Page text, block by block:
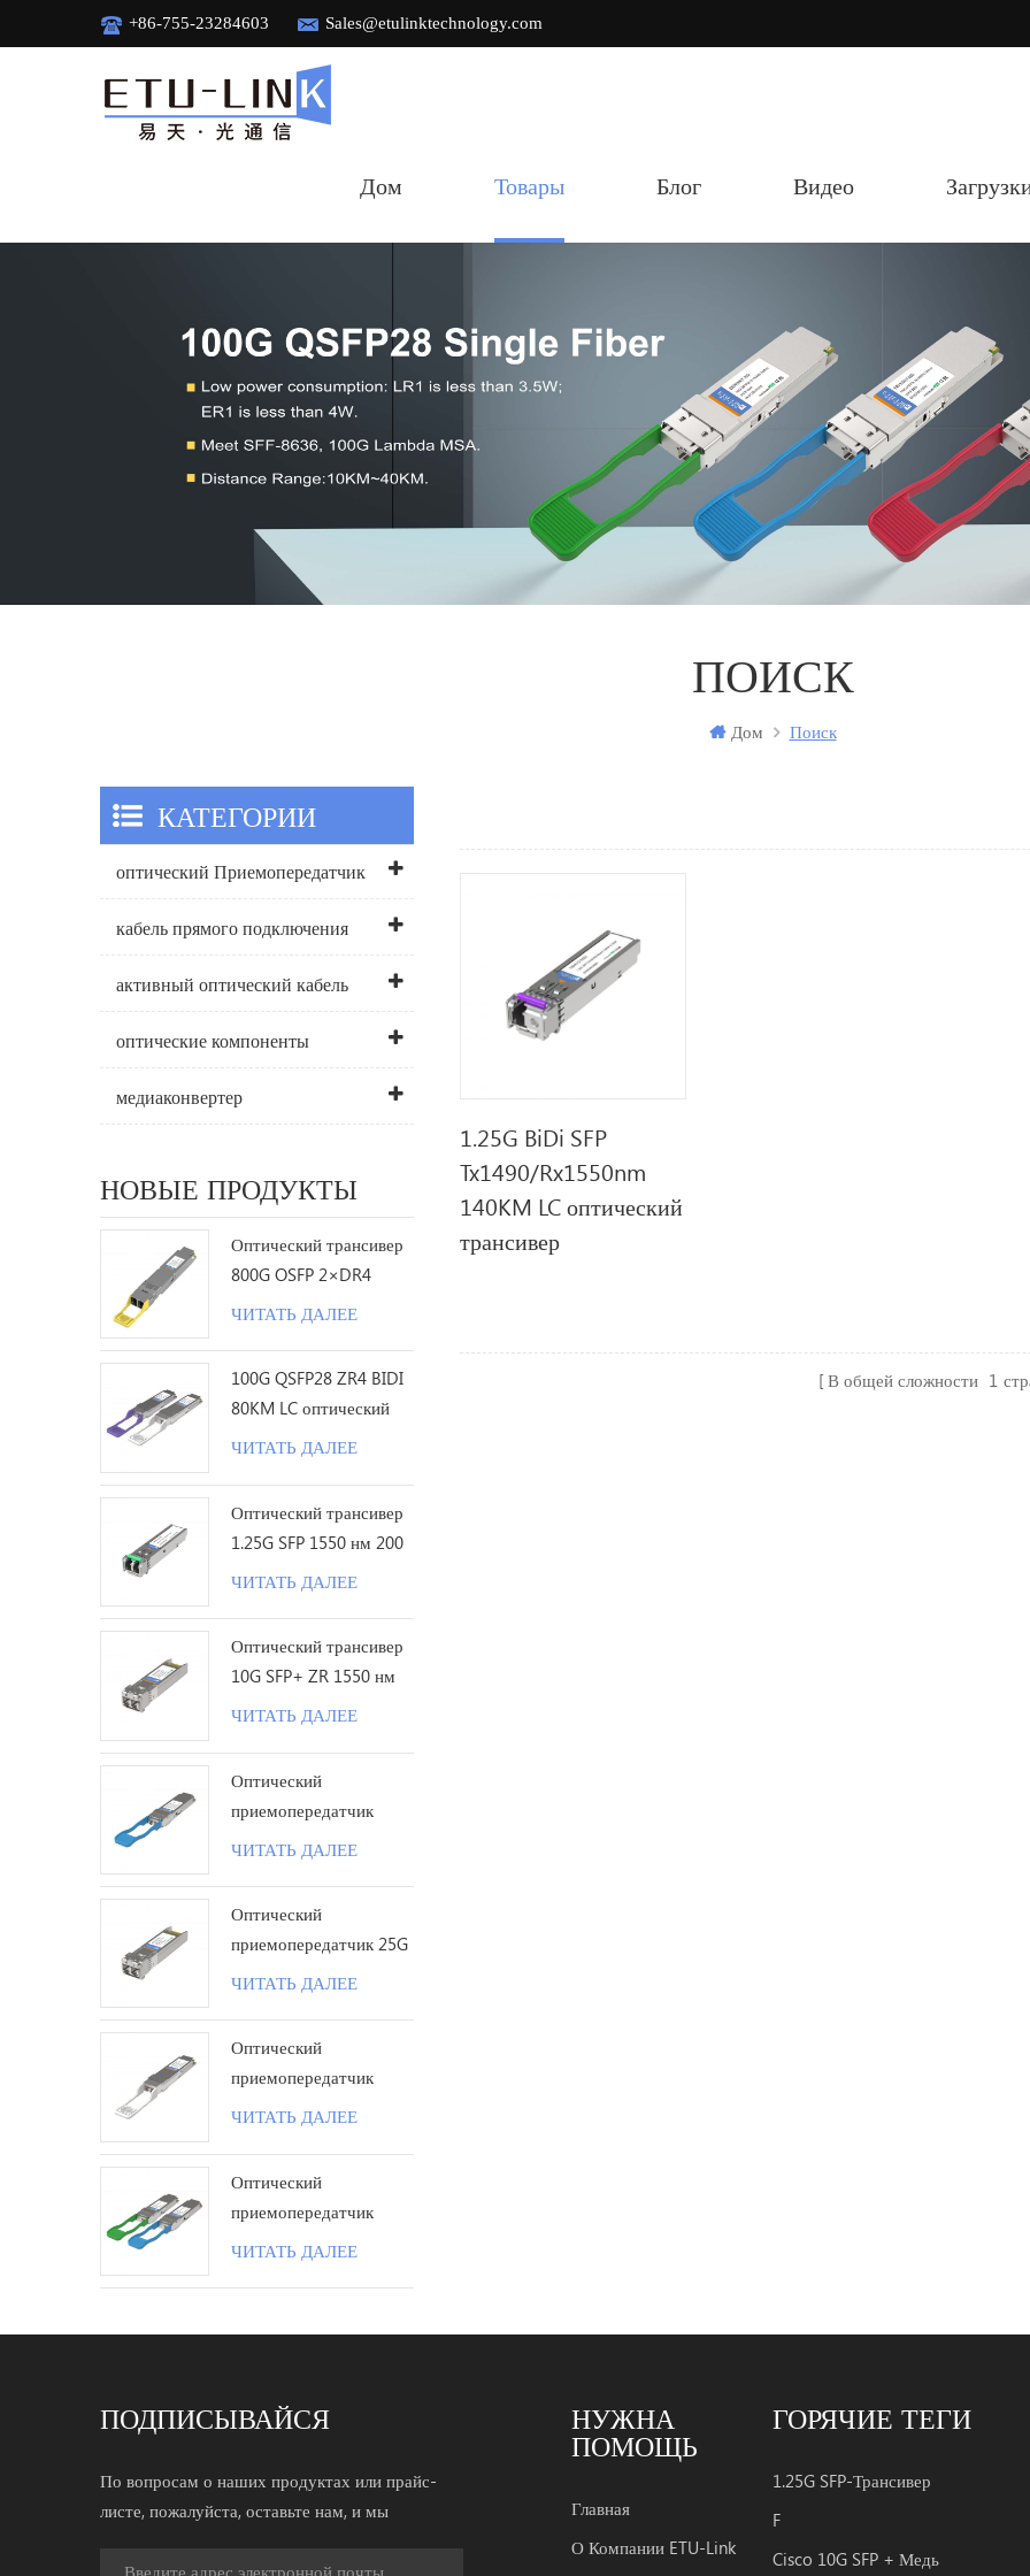
+86-755-23284603 Sales@etulinktechnology.com
Дом Товары Блог Видео
ПОИСК
Дом Поиск
1.25G BiDi SFP
Tx1490/Rx1550nm
140KM LC оптический
трансивер
В общей сложности 1
КАТЕГОРИИ
оптический Приемопередатчик
кабель прямого подключения
активный оптический кабель
оптические компоненты
медиаконвертер
НОВЫЕ ПРОДУКТЫ
Оптический трансивер
800G OSFP 2×DR4
1310nm 500M MPO12 с
ЧИТАТЬ ДАЛЕЕ
100G QSFP28 ZR4 BIDI
80KM LC оптический
трансивер
ЧИТАТЬ ДАЛЕЕ
Оптический трансивер
1.25G SFP 1550 нм 200
км LC
ЧИТАТЬ ДАЛЕЕ
Оптический трансивер
10G SFP+ ZR 1550 нм
120 км LC
ЧИТАТЬ ДАЛЕЕ
Оптический
приемопередатчик
100G QSFP28 LR с
ЧИТАТЬ ДАЛЕЕ
Оптический
приемопередатчик 25G
SFP28 ZR 1310 нм 80
ЧИТАТЬ ДАЛЕЕ
Оптический
приемопередатчик
100G QSFP28 ZR4
ЧИТАТЬ ДАЛЕЕ
Оптический
приемопередатчик
100G QSFP28 BIDI 40
ЧИТАТЬ ДАЛЕЕ
ПОДПИСЫВАЙСЯ
По вопросам о наших продуктах или прайс-
листе, пожалуйста, оставьте нам, и мы
НУЖНА
ПОМОЩЬ
Главная
О Компании ETU-Link
ГОРЯЧИЕ ТЕГИ
1.25G SFP-Трансивер
F
Cisco 10G SFP + Медь